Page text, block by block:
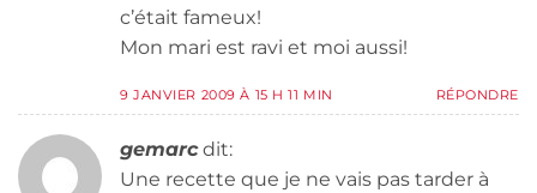
c’était fameux!
Mon mari est ravi et moi aussi!
9 JANVIER 2009 À 15 H 11 MIN RÉPONDRE
gemarc dit:
Une recette que je ne vais pas tarder à